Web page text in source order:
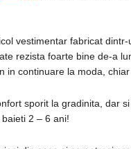
vestimentar fabricat
rezista foarte bine de-a
in continuare la moda,
sporit la gradinita, dar
2 – 6 ani!